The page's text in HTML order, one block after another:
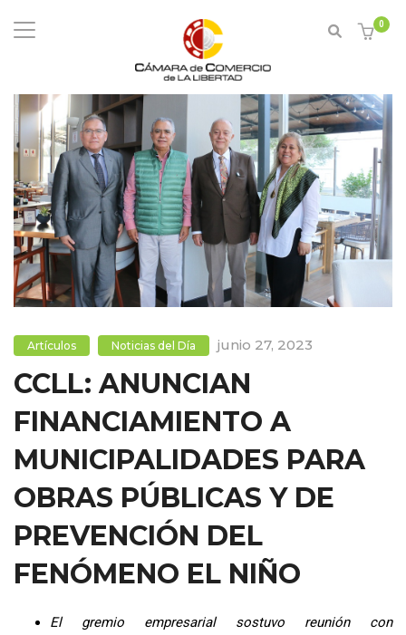
0
Artículos Noticias del Día junio 27, 2023
CCLL: ANUNCIAN
FINANCIAMIENTO A
MUNICIPALIDADES PARA
OBRAS PÚBLICAS Y DE
PREVENCIÓN DEL
FENÓMENO EL NIÑO
El gremio empresarial sostuvo reunión con